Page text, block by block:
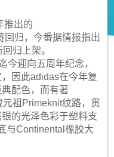
推出的
回归，今番据情报指出
归上架。
今迎向五周年纪念，
因此adidas在今年复
配色，而有著
元祖Primeknit纹路，贯
的光泽色彩于塑料支
与Continental橡胶大